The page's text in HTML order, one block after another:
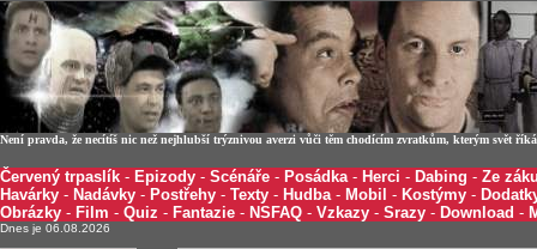
Není pravda, že necítíš nic než nejhlubší trýznivou averzi vůči těm chodícím zvratkům, kterým svět
Červený trpaslík - Epizody - Scénáře - Posádka- Herci - Dabing - Ze
Havárky - Nadávky - Postřehy - Texty - Hudba- Mobil - Kostýmy -
Obrázky - Film - Quiz - Fantazie - NSFAQ - Vzkazy - Srazy - Download -
Dnes je 06.08.2026